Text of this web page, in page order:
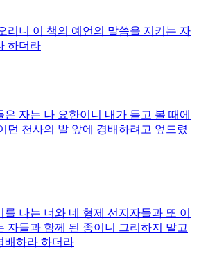
리니 이 책의 예언의 말씀을 지키는 자
하더라
은 자는 나 요한이니 내가 듣고 볼 때에
던 천사의 발 앞에 경배하려고 엎드렸
나는 너와 네 형제 선지자들과 또 이
자들과 함께 된 종이니 그리하지 말고
배하라 하더라